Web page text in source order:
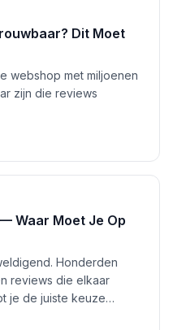
Dit Moet
webshop met miljoenen
zijn die reviews
Waar Moet Je Op
Honderden
reviews die elkaar
je de juiste keuze